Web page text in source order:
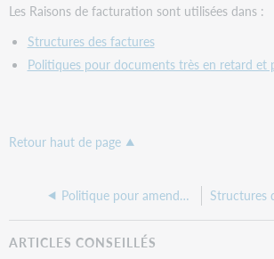
Les Raisons de facturation sont utilisées dans :
Structures des factures
Politiques pour documents très en retard et
Retour haut de page
Politique pour amendes cumulées Structures
ARTICLES CONSEILLÉS